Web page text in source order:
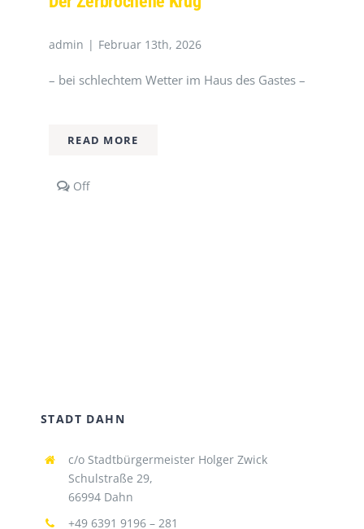
admin | Februar 13th, 2026
– bei schlechtem Wetter im Haus des Gastes –
READ MORE
OffComments
STADT DAHN
c/o Stadtbürgermeister Holger Zwick
Schulstraße 29,
66994 Dahn
+49 6391 9196 – 281